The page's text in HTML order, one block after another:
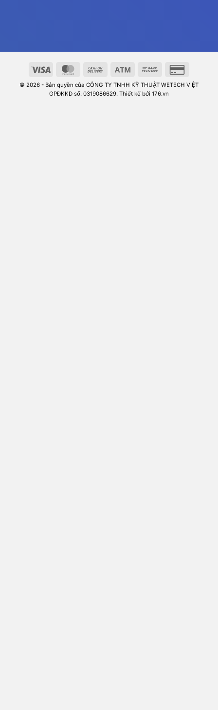
© 2026 - Bản quyền của CÔNG TY TNHH KỸ THUẬT WETECH VIỆT
GPĐKKD số: 0319086629. Thiết kế bởi 176.vn